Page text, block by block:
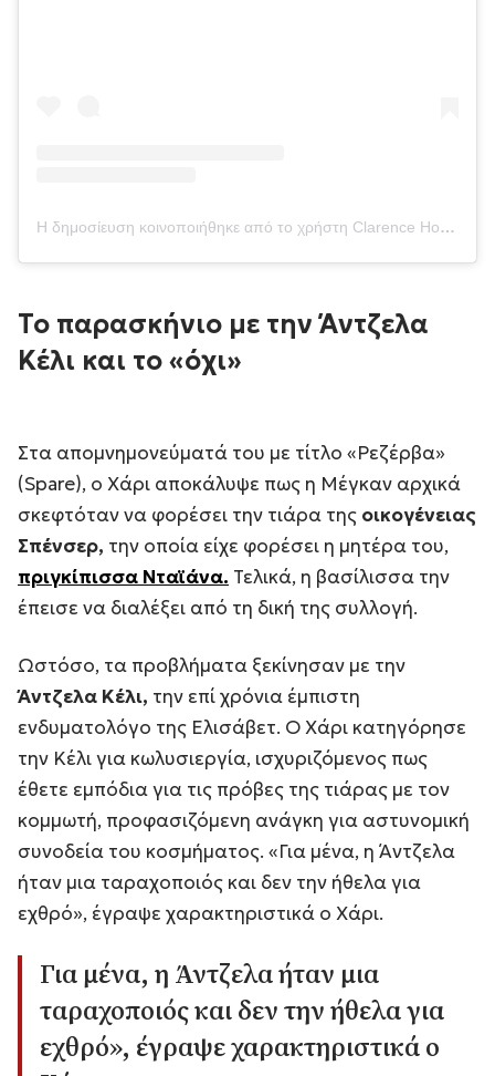
Η δημοσίευση κοινοποιήθηκε από το χρήστη Clarence House (@clarencehouse)
Το παρασκήνιο με την Άντζελα
Κέλι και το «όχι»
Στα απομνημονεύματά του με τίτλο «Ρεζέρβα»
(Spare), ο Χάρι αποκάλυψε πως η Μέγκαν αρχικά
σκεφτόταν να φορέσει την τιάρα της οικογένειας
Σπένσερ, την οποία είχε φορέσει η μητέρα του,
πριγκίπισσα Νταϊάνα. Τελικά, η βασίλισσα την
έπεισε να διαλέξει από τη δική της συλλογή.
Ωστόσο, τα προβλήματα ξεκίνησαν με την
Άντζελα Κέλι, την επί χρόνια έμπιστη
ενδυματολόγο της Ελισάβετ. Ο Χάρι κατηγόρησε
την Κέλι για κωλυσιεργία, ισχυριζόμενος πως
έθετε εμπόδια για τις πρόβες της τιάρας με τον
κομμωτή, προφασιζόμενη ανάγκη για αστυνομική
συνοδεία του κοσμήματος. «Για μένα, η Άντζελα
ήταν μια ταραχοποιός και δεν την ήθελα για
εχθρό», έγραψε χαρακτηριστικά ο Χάρι.
Για μένα, η Άντζελα ήταν μια
ταραχοποιός και δεν την ήθελα για
εχθρό», έγραψε χαρακτηριστικά ο